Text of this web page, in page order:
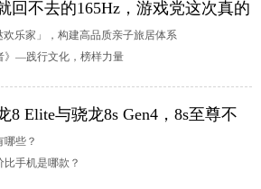
回不去的165Hz，游戏党这次真的
乐家」，构建高品质亲子旅居体系
》—践行文化，榜样力量
8 Elite与骁龙8s Gen4，8s至尊不
些？
手机是哪款？